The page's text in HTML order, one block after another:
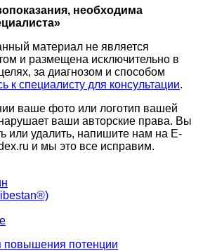
необходима
материал не является
и размещена исключительно в
за диагнозом и способом
к специалисту для консультации.
ваше фото или логотип вашей
ваши авторские права. Вы
или удалить, напишите нам на E-
и мы это все исправим.
повышения потенции